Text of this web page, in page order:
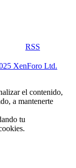
RSS
XenForo Ltd.
el contenido,
a mantenerte
tu